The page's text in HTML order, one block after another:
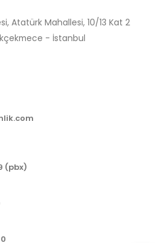
Atatürk Mahallesi, 10/13 Kat 2
- İstanbul
(pbx)